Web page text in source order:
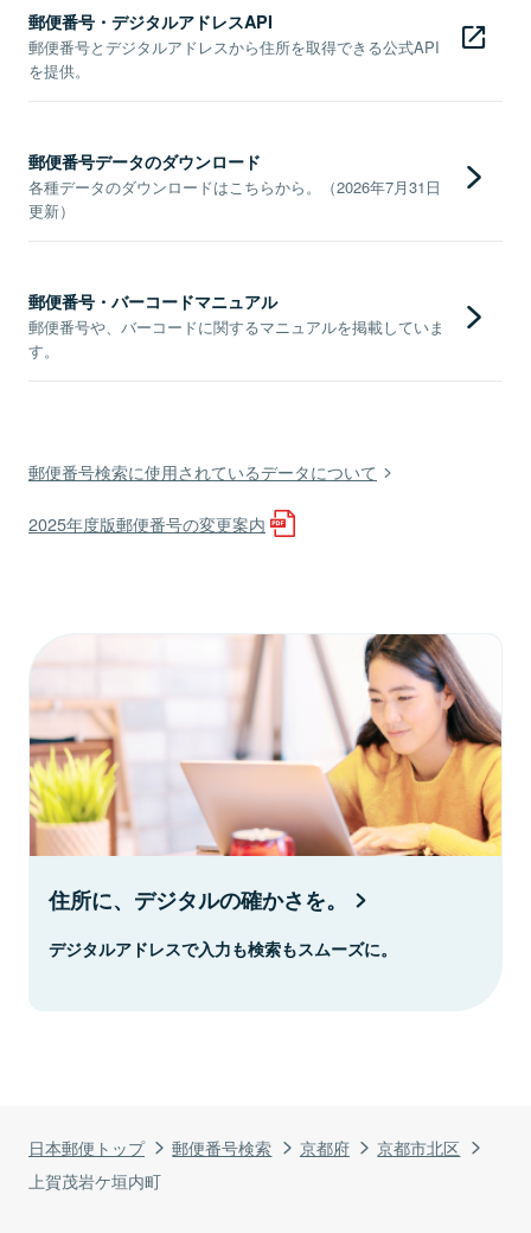
日本郵便トップ 郵便番号検索 京都府
京都市北区
上賀茂岩ケ垣内町
郵便番号・デジタルアドレスAPI
郵便番号とデジタルアドレスから住所を取得できる公式API
を提供。
郵便番号データのダウンロード
各種データのダウンロードはこちらから。（2026年7月31日
更新）
郵便番号・バーコードマニュアル
郵便番号や、バーコードに関するマニュアルを掲載していま
す。
郵便番号検索に使用されているデータについて
2025年度版郵便番号の変更案内
住所に、デジタルの確かさを。
デジタルアドレスで入力も検索もスムーズに。